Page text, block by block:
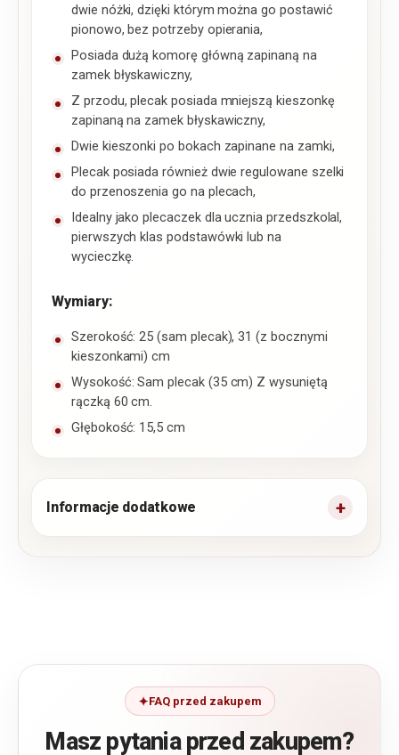
dwie nóżki, dzięki którym można go postawić
pionowo, bez potrzeby opierania,
Posiada dużą komorę główną zapinaną na
zamek błyskawiczny,
Z przodu, plecak posiada mniejszą kieszonkę
zapinaną na zamek błyskawiczny,
Dwie kieszonki po bokach zapinane na zamki,
Plecak posiada również dwie regulowane szelki
do przenoszenia go na plecach,
Idealny jako plecaczek dla ucznia przedszkolal,
pierwszych klas podstawówki lub na
wycieczkę.
Wymiary:
Szerokość: 25 (sam plecak), 31 (z bocznymi
kieszonkami) cm
Wysokość: Sam plecak (35 cm) Z wysuniętą
rączką 60 cm.
Głębokość: 15,5 cm
Informacje dodatkowe
FAQ przed zakupem
Masz pytania przed zakupem?